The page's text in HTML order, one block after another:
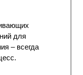
для
– всегда